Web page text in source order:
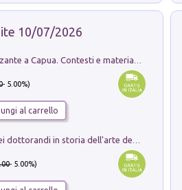
10/07/2026
- 5.00%)
al carrello
Ricerche dei dottorandi in storia dell'arte della Sapienza
- 5.00%)